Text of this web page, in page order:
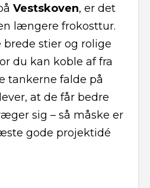
Vestskoven, er det
længere frokosttur.
brede stier og rolige
du kan koble af fra
tankerne falde på
at de får bedre
sig – så måske er
gode projektidé